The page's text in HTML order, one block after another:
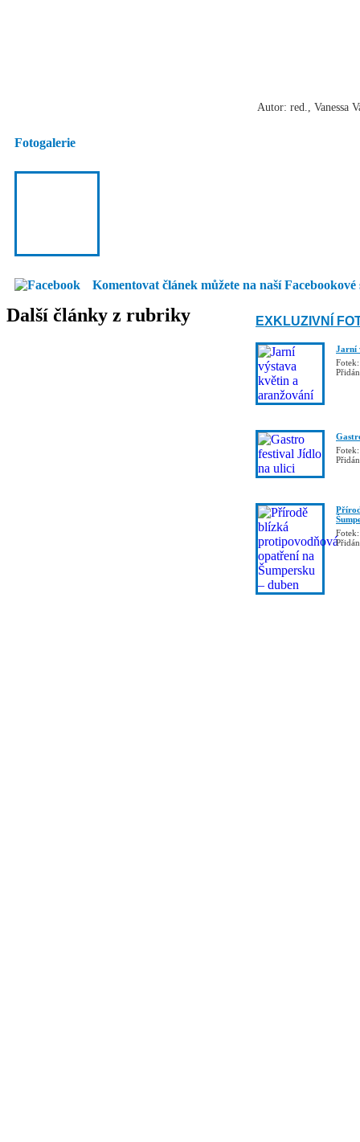
Autor: red., Vanessa
Fotogalerie
Komentovat článek můžete na naší Facebookové
Další články z rubriky EXKLUZIVNÍ
Jarní